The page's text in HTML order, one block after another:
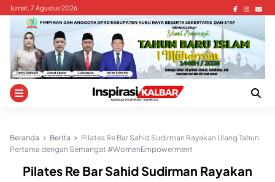
Skip
content
Jumat, 7 Agustus 2026
Beranda Berita
Pilates Re Bar Sahid Sudirman Rayakan Ulang Tahun
Pertama dengan Semangat #WomenEmpowerment
Pilates Re Bar Sahid Sudirman Rayakan